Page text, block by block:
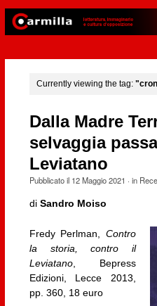
Currently viewing the tag:
Dalla Madre
selvaggia
Leviatano
Pubblicato il 12 Maggio 2021 · in
di Sandro Moiso
Fredy Perlman,Contro
la storia, contro il
Leviatano, Bepress
Edizioni, Lecce 2013,
pp. 360, 18 euro